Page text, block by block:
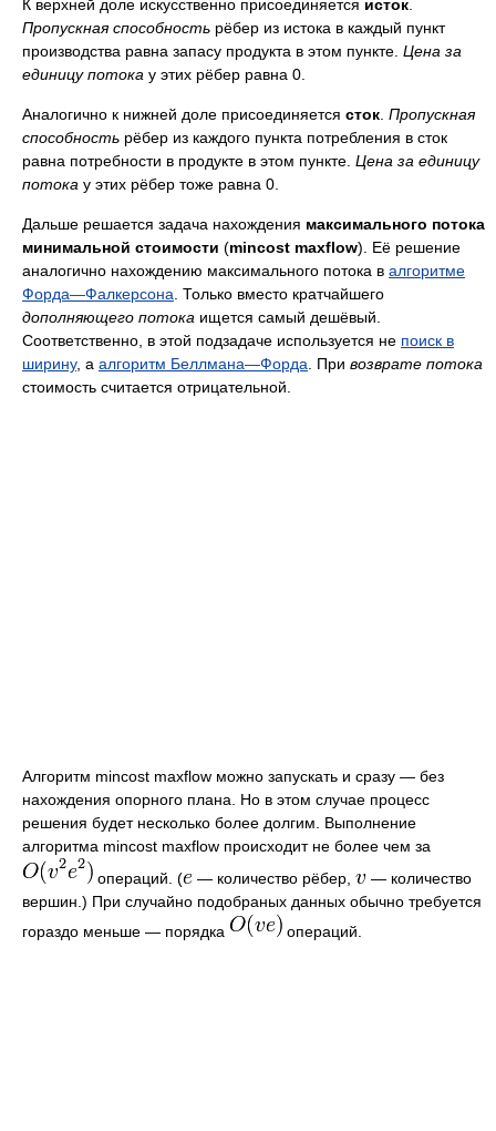
К верхней доле искусственно присоединяется исток
Пропускная способность рёбер из истока в каждый пункт
производства равна запасу продукта в этом пункте. Цена за
единицу потока у этих рёбер равна 0.
Аналогично к нижней доле присоединяется сток Пропускная
способность рёбер из каждого пункта потребления в сток
равна потребности в продукте в этом пункте. Цена за единицу
потока у этих рёбер тоже равна 0.
Дальше решается задача нахождения максимального потока
минимальной стоимости (mincost maxflow). Её решение
аналогично нахождению максимального потока в алгоритме
Форда—Фалкерсона . Только вместо кратчайшего
дополняющего потока ищется самый дешёвый.
Соответственно, в этой подзадаче используется не поиск в
ширину, а алгоритм Беллмана—Форда . При возврате потока
стоимость считается отрицательной.
Алгоритм mincost maxflow можно запускать и сразу — без
нахождения опорного плана. Но в этом случае процесс
решения будет несколько более долгим. Выполнение
алгоритма mincost maxflow происходит не более чем за
операций. (
— количество рёбер,
— количество
вершин.) При случайно подобраных данных обычно требуется
гораздо меньше — порядка
операций.